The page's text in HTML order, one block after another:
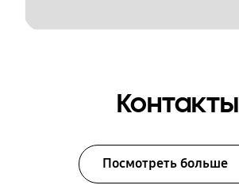
Контакты
Посмотреть больше